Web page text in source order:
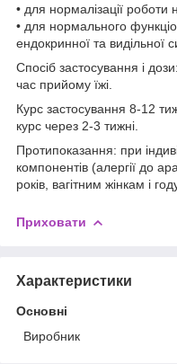
• для нормалізації роботи
• для нормального
ендокринної та видільної
Спосіб застосування і
час прийому їжі.
Курс застосування 8-12
курс через 2-3 тижні.
Протипоказання: при
компонентів (алергії до
років, вагітним жінкам і
Приховати
Характеристики
Основні
Виробник